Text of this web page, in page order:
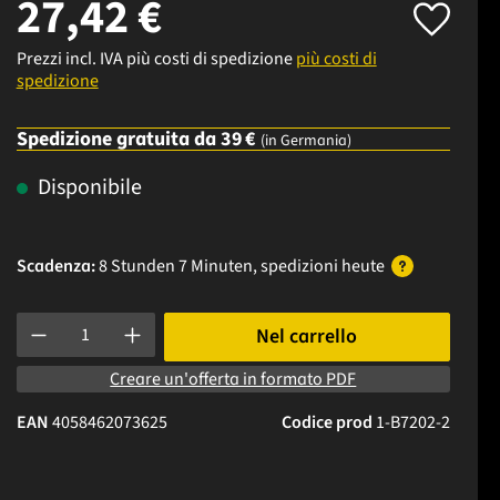
27,42 €
Prezzi incl. IVA più costi di spedizionepiù costi di
spedizione
Spedizione gratuita da 39 € (in Germania)
Disponibile
Scadenza:8 Stunden 6 Minuten, spedizioni heute
Quantità del prodotto: inserisci la quantità desiderata o usa i
Nel carrello
Creare un'offerta in formato PDF
Codice prod 1-B7202-2
EAN4058462073625